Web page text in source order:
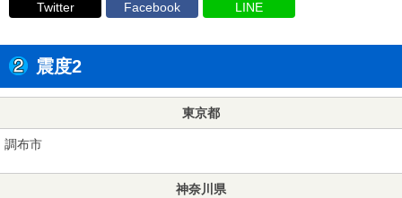
Twitter Facebook LINE
震度2
東京都
調布市
神奈川県